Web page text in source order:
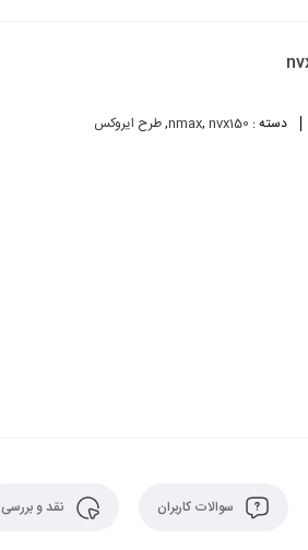
دسته : nmax,nvx150
,طرح ایروکس
سوالات کاربران نقد و بررسی